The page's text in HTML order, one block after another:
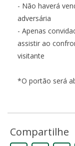
- Não haverá
adversária
- Apenas
assistir ao
visitante
*O portão será
Compartilhe